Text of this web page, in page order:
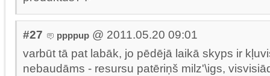
#27 ppppup @ 2011.05.20 09:01
varbūt tā pat labāk, jo pēdējā laikā skyps ir
nebaudāms - resursu patēriņš milz'\igs,